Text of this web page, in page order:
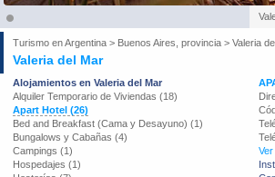
Turismo enArgentina > Buenos Aires, provincia > Valeria
Valeria del Mar
Alojamientos en Valeria del Mar
Alquiler Temporario de Viviendas (18)
Apart Hotel (26)
Bed and Breakfast (Cama y Desayuno) (1)
Bungalows y Cabañas (4)
Campings (1)
Hospedajes (1)